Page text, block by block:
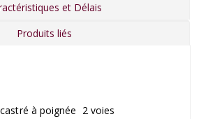
et Délais
Produits liés
à poignée 2 voies